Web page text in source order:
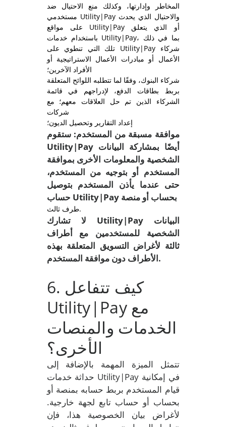
المخاطر وإدارتها، وكذلك منع الاحتيال ضد
مستخدمي Utility|Pay والاحتيال الذي يحدث
على مواقع Utility|Pay أو الذي يتعلق
باستخدام خدمات Utility|Pay، بما في ذلك
تلك التي تنطوي على Utility|Pay شركاء
الأعمال أو مبادرات الأعمال الاستراتيجية أو
الأفراد الآخرين؛
شركاء البنوك، وفقًا لما تتطلبه اللوائح المتعلقة
بربط بطاقات الدفع، لإدراجهم في قائمة
الشركاء الذين تم حل العلاقات معهم؛ مع
شركات
إعداد التقارير وتحصيل الديون؛
موافقة مسبقة من المستخدم: ستقوم
Utility|Pay أيضًا بمشاركة البيانات
الشخصية والمعلومات الأخرى بموافقة
المستخدم أو بتوجيه من المستخدم،
حتى عندما يأذن المستخدم بتوصيل
حساب Utility|Pay بحساب أو منصة
طرف ثالث.
لا تشارك Utility|Pay البيانات
الشخصية للمستخدمين مع أطراف
ثالثة لأغراض التسويق المتعلقة بهذه
الأطراف دون موافقة المستخدم.
6. كيف تتفاعل
Utility|Pay مع
الخدمات والمنصات
الأخرى؟
تتمثل الميزة المهمة بالإضافة إلى
حداثة خدمات Utility|Pay في إمكانية
قيام المستخدم بربط حسابه بمنصة أو
بحساب أو حساب تابع لجهة خارجية.
لأغراض بيان الخصوصية هذا، فإن